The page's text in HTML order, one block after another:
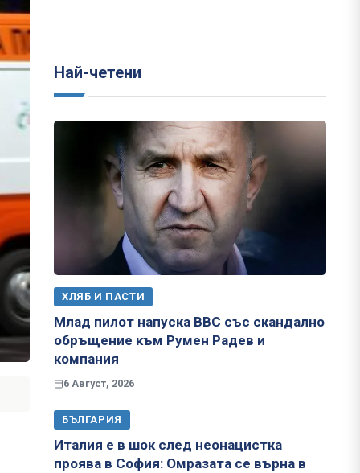
Най-четени
ХЛЯБ И ПАСТИ
Млад пилот напуска ВВС със скандално
обръщение към Румен Радев и
компания
6 Август, 2026
БЪЛГАРИЯ
Италия е в шок след неонацистка
проява в София: Омразата се върна в